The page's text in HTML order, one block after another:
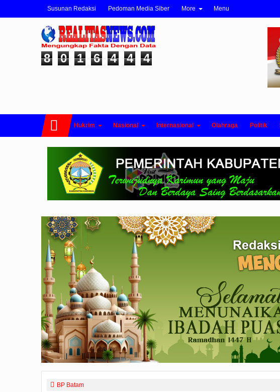
Susunan Redaksi Pedoman Media Siber More Menu
8 0 1 6 4 4 4
Hukrim Nasional Internasional Olahraga Politik
BP Batam